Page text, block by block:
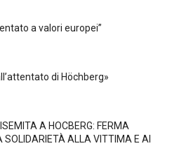
a valori europei”
di Höchberg»
A HÖCBERG: FERMA
SOLIDARIETÀ ALLA VITTIMA E AI